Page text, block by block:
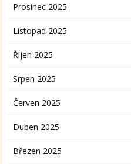
Prosinec 2025
Listopad 2025
Říjen 2025
Srpen 2025
Červen 2025
Duben 2025
Březen 2025